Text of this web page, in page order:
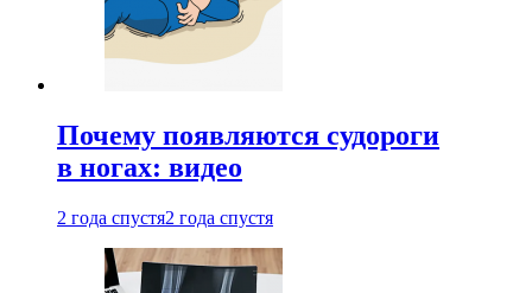
Почему появляются судороги
в ногах: видео
2 года спустя2 года спустя